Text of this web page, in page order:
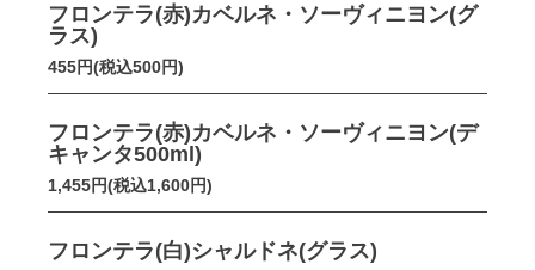
フロンテラ(赤)カベルネ・ソーヴィニヨン(グ
ラス)
455円(税込500円)
フロンテラ(赤)カベルネ・ソーヴィニヨン(デ
キャンタ500ml)
1,455円(税込1,600円)
フロンテラ(白)シャルドネ(グラス)